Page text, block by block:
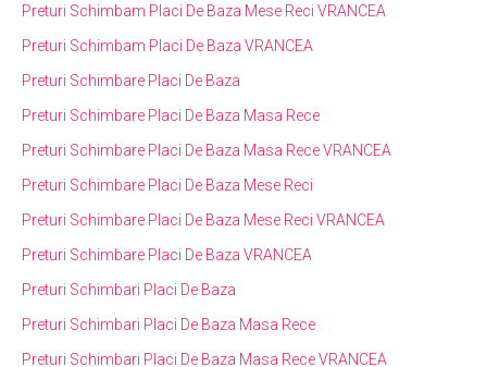
Preturi Schimbam Placi De Baza Mese Reci VRANCEA
Preturi Schimbam Placi De Baza VRANCEA
Preturi Schimbare Placi De Baza
Preturi Schimbare Placi De Baza Masa Rece
Preturi Schimbare Placi De Baza Masa Rece VRANCEA
Preturi Schimbare Placi De Baza Mese Reci
Preturi Schimbare Placi De Baza Mese Reci VRANCEA
Preturi Schimbare Placi De Baza VRANCEA
Preturi Schimbari Placi De Baza
Preturi Schimbari Placi De Baza Masa Rece
Preturi Schimbari Placi De Baza Masa Rece VRANCEA